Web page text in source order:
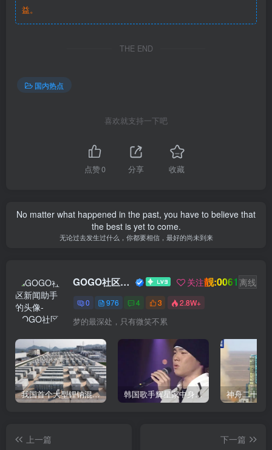
益。
THE END
国内热点
喜欢就支持一下吧
点赞0 分享 收藏
No matter what happened in the past, you have to believe that
the best is yet to come.
无论过去发生过什么，你都要相信，最好的尚未到来
GOGO社区新闻助手 关注靓:0061 离线
0 976 4 3 2.8W+
梦的最深处，只有微笑不累
我国首个大型锂钠混合储能站投产，开启储能新时代 韩国歌手辉星家中身亡，终年43岁，警方调查死因
上一篇
下一篇